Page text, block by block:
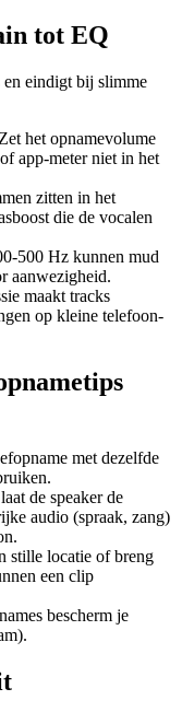
tot EQ
en eindigt bij slimme
het opnamevolume
app-meter niet in het
zitten in het
die de vocalen
500 Hz kunnen mud
aanwezigheid.
maakt tracks
op kleine telefoon-
met dezelfde
laat de speaker de
audio (spraak, zang)
stille locatie of breng
een clip
bescherm je